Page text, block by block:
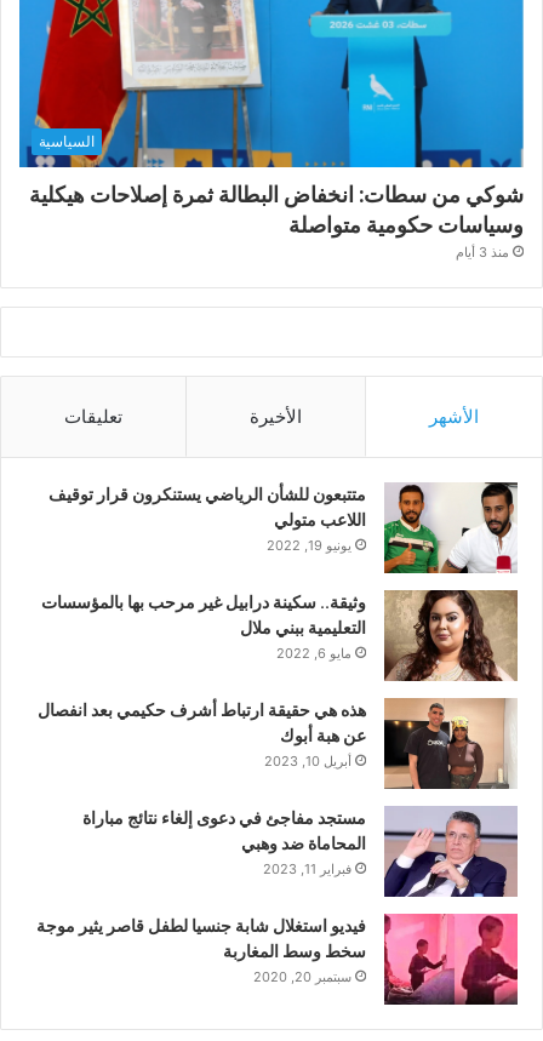
السياسية
شوكي من سطات: انخفاض البطالة ثمرة إصلاحات هيكلية
وسياسات حكومية متواصلة
منذ 3 أيام
الأشهر الأخيرة تعليقات
متتبعون للشأن الرياضي يستنكرون قرار توقيف
اللاعب متولي
يونيو 19, 2022
وثيقة.. سكينة درابيل غير مرحب بها بالمؤسسات
التعليمية ببني ملال
مايو 6, 2022
هذه هي حقيقة ارتباط أشرف حكيمي بعد انفصال
عن هبة أبوك
أبريل 10, 2023
مستجد مفاجئ في دعوى إلغاء نتائج مباراة
المحاماة ضد وهبي
فبراير 11, 2023
فيديو استغلال شابة جنسيا لطفل قاصر يثير موجة
سخط وسط المغاربة
سبتمبر 20, 2020